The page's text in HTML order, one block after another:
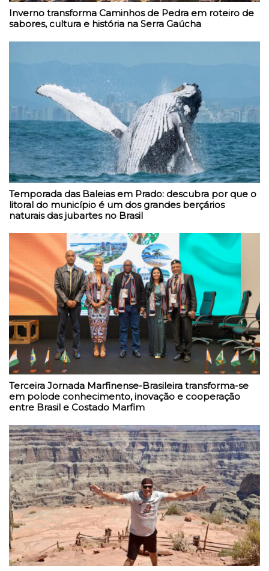
Inverno transforma Caminhos de Pedra em roteiro de
sabores, cultura e história na Serra Gaúcha
Temporada das Baleias em Prado: descubra por que o
litoral do município é um dos grandes berçários
naturais das jubartes no Brasil
Terceira Jornada Marfinense-Brasileira transforma-se
em polode conhecimento, inovação e cooperação
entre Brasil e Costado Marfim